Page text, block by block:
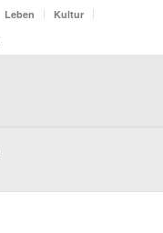
Leben
Kultur